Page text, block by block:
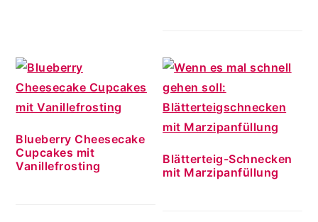
Blueberry Cheesecake
Cupcakes mit
Vanillefrosting
Blätterteig-Schnecken
mit Marzipanfüllung